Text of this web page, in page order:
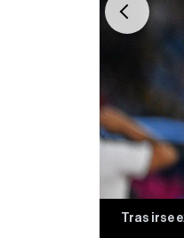
Previous
Tras irse